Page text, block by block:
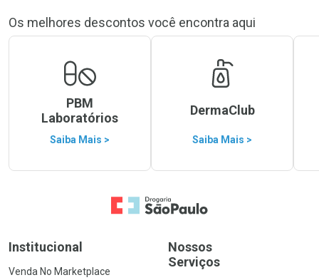
Os melhores descontos você encontra aqui
PBM
Laboratórios
Saiba Mais >
DermaClub
Saiba Mais >
Ir para a Home
Institucional
Venda No Marketplace
Nossos
Serviços